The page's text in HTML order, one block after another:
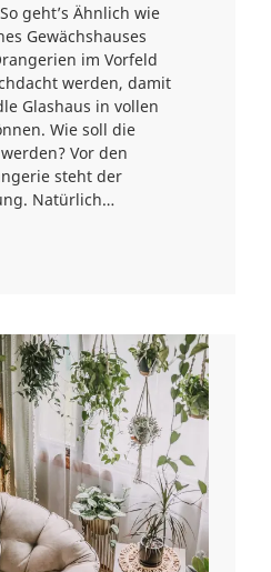
geht’s Ähnlich wie
Gewächshauses
im Vorfeld
werden, damit
Glashaus in vollen
Wie soll die
Vor den
steht der
Natürlich…